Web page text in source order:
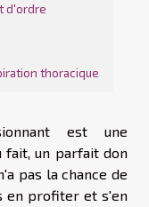
d'ordre
thoracique
est une
fait, un parfait don
pas la chance de
en profiter et s'en